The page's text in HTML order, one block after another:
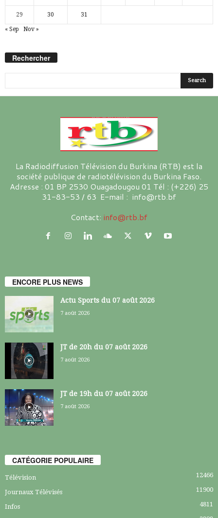
29 30 31
« Sep Nov »
Rechercher
La Radiodiffusion Télévision du Burkina (RTB) est la
société publique de radiotélévision du Burkina Faso.
Adresse : 01 BP 2530 Ouagadougou 01 Tél : (+226) 25
31-83-53 / 63 E-mail : info@rtb.bf
Contact: info@rtb.bf
ENCORE PLUS NEWS
Actu Sports du 07 août 2026
7 août 2026
JT de 20h du 07 août 2026
7 août 2026
JT de 19h du 07 août 2026
7 août 2026
CATÉGORIE POPULAIRE
Télévision 12466
Journaux Télévisés 11900
Infos 4811